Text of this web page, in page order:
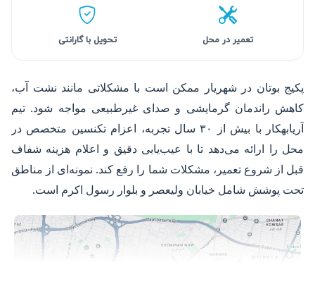
تعمیر در محل تحویل با گارانتی
پکیج بوتان در شهریار ممکن است با مشکلاتی مانند نشت آب،
کاهش راندمان گرمایشی و صدای غیرطبیعی مواجه شود. تیم
آریابهکار با بیش از ۳۰ سال تجربه، اعزام تکنسین متخصص در
محل را ارائه می‌دهد تا با عیب‌یابی دقیق و اعلام هزینه شفاف
قبل از شروع تعمیر، مشکلات شما را رفع کند. نمونه‌ای از مناطق
تحت پوشش شامل خیابان ولیعصر و بلوار رسول اکرم است.